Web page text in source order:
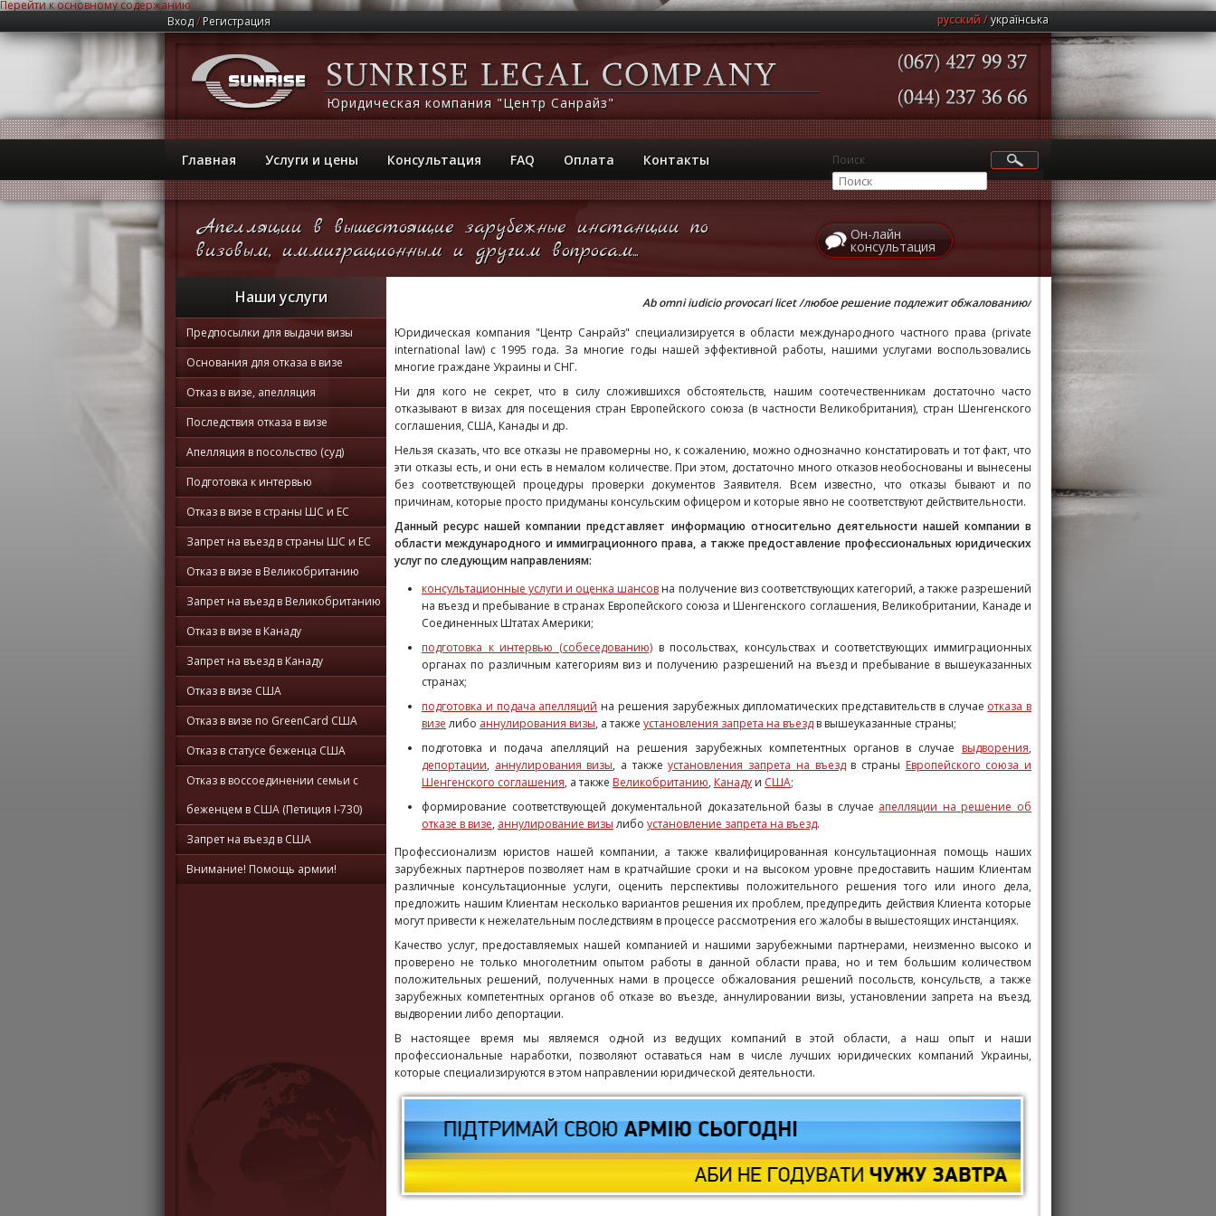
Перейти к основному содержанию
Вход/ Регистрация русский українська
Главная Услуги и цены Консультация FAQ Оплата Контакты Поиск
Юридическая компания "Центр Санрайз"
Апелляции в вышестоящие зарубежные инстанции по
визовым, иммиграционным и другим вопросам...
Он-лайн
консультация
Наши услуги
Предпосылки для выдачи визы
Основания для отказа в визе
Отказ в визе, апелляция
Последствия отказа в визе
Апелляция в посольство (суд)
Подготовка к интервью
Отказ в визе в страны ШС и ЕС
Запрет на въезд в страны ШС и ЕС
Отказ в визе в Великобританию
Запрет на въезд в Великобританию
Отказ в визе в Канаду
Запрет на въезд в Канаду
Отказ в визе США
Отказ в визе по GreenCard США
Отказ в статусе беженца США
Отказ в воссоединении семьи с
беженцем в США (Петиция I-730)
Запрет на въезд в США
Внимание! Помощь армии!
Ab omni iudicio provocari licet /любое решение подлежит обжалованию/
Юридическая компания "Центр Санрайз" специализируется в области международного частного права (private
international law) с 1995 года. За многие годы нашей эффективной работы, нашими услугами воспользовались
многие граждане Украины и СНГ.
Ни для кого не секрет, что в силу сложившихся обстоятельств, нашим соотечественникам достаточно часто
отказывают в визах для посещения стран Европейского союза (в частности Великобритания), стран Шенгенского
соглашения, США, Канады и др.
Нельзя сказать, что все отказы не правомерны но, к сожалению, можно однозначно констатировать и тот факт, что
эти отказы есть, и они есть в немалом количестве. При этом, достаточно много отказов необоснованы и вынесены
без соответствующей процедуры проверки документов Заявителя. Всем известно, что отказы бывают и по
причинам, которые просто придуманы консульским офицером и которые явно не соответствуют действительности.
Данный ресурс нашей компании представляет информацию относительно деятельности нашей компании в
области международного и иммиграционного права, а также предоставление профессиональных юридических
услуг по следующим направлениям:
консультационные услуги и оценка шансов на получение виз соответствующих категорий, а также разрешений
на въезд и пребывание в странах Европейского союза и Шенгенского соглашения, Великобритании, Канаде и
Соединенных Штатах Америки;
подготовка к интервью (собеседованию) в посольствах, консульствах и соответствующих иммиграционных
органах по различным категориям виз и получению разрешений на въезд и пребывание в вышеуказанных
странах;
подготовка и подача апелляций на решения зарубежных дипломатических представительств в случае отказа в
визе либо аннулирования визы, а также установления запрета на въезд в вышеуказанные страны;
подготовка и подача апелляций на решения зарубежных компетентных органов в случае выдворения,
депортации, аннулирования визы, а такжеустановления запрета на въездв страны Европейского союза и
Шенгенского соглашения, а также Великобританию, Канаду и США;
формирование соответствующей документальной доказательной базы в случае апелляции на решение об
отказе в визе, аннулирование визы либо установление запрета на въезд.
Профессионализм юристов нашей компании, а также квалифицированная консультационная помощь наших
зарубежных партнеров позволяет нам в кратчайшие сроки и на высоком уровне предоставить нашим Клиентам
различные консультационные услуги, оценить перспективы положительного решения того или иного дела,
предложить нашим Клиентам несколько вариантов решения их проблем, предупредить действия Клиента которые
могут привести к нежелательным последствиям в процессе рассмотрения его жалобы в вышестоящих инстанциях.
Качество услуг, предоставляемых нашей компанией и нашими зарубежными партнерами, неизменно высоко и
проверено не только многолетним опытом работы в данной области права, но и тем большим количеством
положительных решений, полученных нами в процессе обжалования решений посольств, консульств, а также
зарубежных компетентных органов об отказе во въезде, аннулировании визы, установлении запрета на въезд,
выдворении либо депортации.
В настоящее время мы являемся одной из ведущих компаний в этой области, а наш опыт и наши
профессиональные наработки, позволяют оставаться нам в числе лучших юридических компаний Украины,
которые специализируются в этом направлении юридической деятельности.